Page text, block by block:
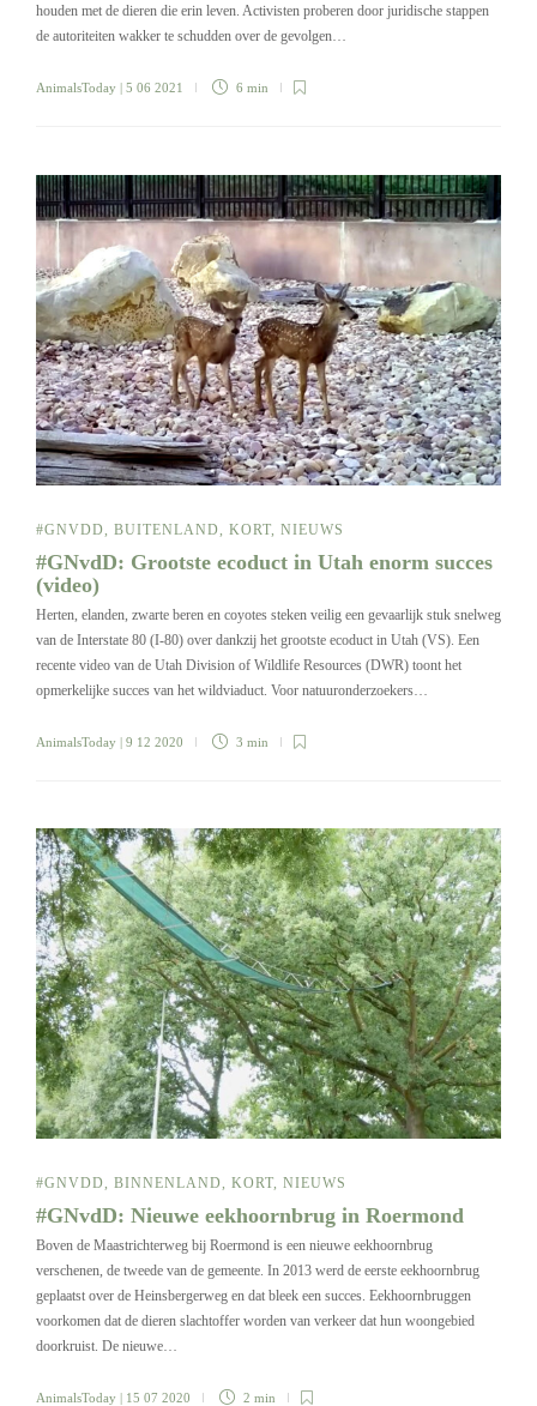
houden met de dieren die erin leven. Activisten proberen door juridische stappen
de autoriteiten wakker te schudden over de gevolgen…
AnimalsToday | 5 06 2021 6 min
#GNVDD BUITENLAND KORT NIEUWS
#GNvdD: Grootste ecoduct in Utah enorm succes
(video)
Herten, elanden, zwarte beren en coyotes steken veilig een gevaarlijk stuk snelweg
van de Interstate 80 (I-80) over dankzij het grootste ecoduct in Utah (VS). Een
recente video van de Utah Division of Wildlife Resources (DWR) toont het
opmerkelijke succes van het wildviaduct. Voor natuuronderzoekers…
AnimalsToday | 9 12 2020 3 min
#GNVDD BINNENLAND KORT NIEUWS
#GNvdD: Nieuwe eekhoornbrug in Roermond
Boven de Maastrichterweg bij Roermond is een nieuwe eekhoornbrug
verschenen, de tweede van de gemeente. In 2013 werd de eerste eekhoornbrug
geplaatst over de Heinsbergerweg en dat bleek een succes. Eekhoornbruggen
voorkomen dat de dieren slachtoffer worden van verkeer dat hun woongebied
doorkruist. De nieuwe…
AnimalsToday | 15 07 2020 2 min